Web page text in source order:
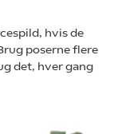
hvis de
poserne flere
det, hver gang